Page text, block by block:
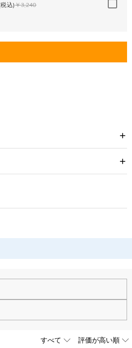
込)￥3,240